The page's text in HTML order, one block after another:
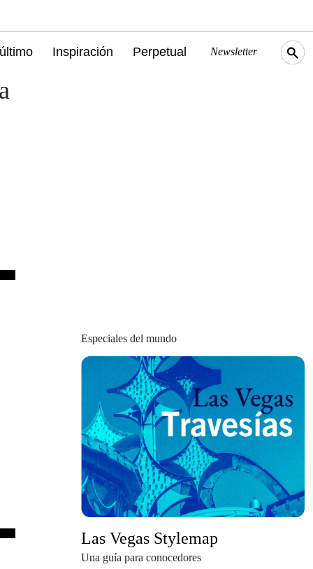
Inspiración Perpetual Newsletter
Especiales del mundo
Las Vegas Stylemap
Una guía para conocedores